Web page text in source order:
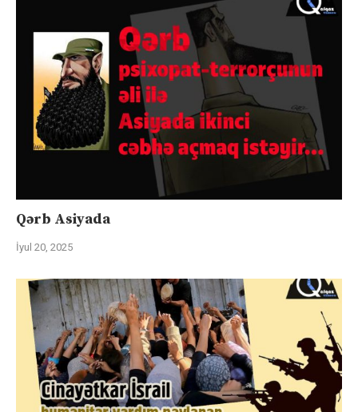
Qərb Asiyada
İyul 20, 2025